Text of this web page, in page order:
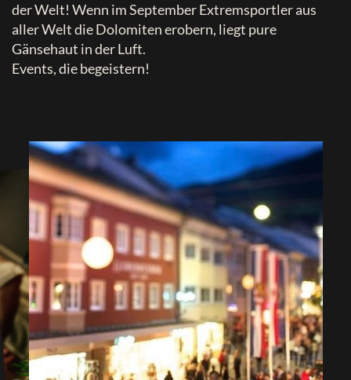
der Welt! Wenn im September Extremsportler aus
aller Welt die Dolomiten erobern, liegt pure
Gänsehaut in der Luft.
Events, die begeistern!